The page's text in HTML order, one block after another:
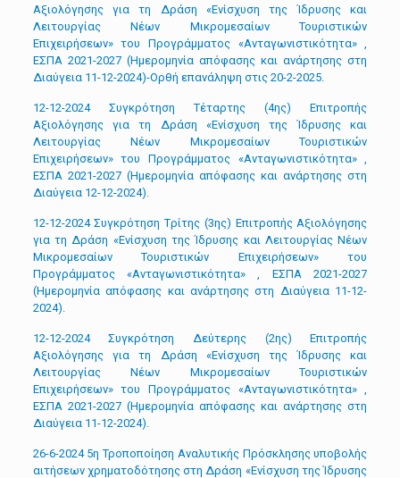
Αξιολόγησης για τη Δράση «Ενίσχυση της Ίδρυσης και
Λειτουργίας Νέων Μικρομεσαίων Τουριστικών
Επιχειρήσεων» του Προγράμματος «Ανταγωνιστικότητα» ,
ΕΣΠΑ 2021-2027 (Ημερομηνία απόφασης και ανάρτησης στη
Διαύγεια 11-12-2024)-Ορθή επανάληψη στις 20-2-2025.
12-12-2024 Συγκρότηση Tέταρτης (4ης) Επιτροπής
Αξιολόγησης για τη Δράση «Ενίσχυση της Ίδρυσης και
Λειτουργίας Νέων Μικρομεσαίων Τουριστικών
Επιχειρήσεων» του Προγράμματος «Ανταγωνιστικότητα» ,
ΕΣΠΑ 2021-2027 (Ημερομηνία απόφασης και ανάρτησης στη
Διαύγεια 12-12-2024).
12-12-2024 Συγκρότηση Tρίτης (3ης) Επιτροπής Αξιολόγησης
για τη Δράση «Ενίσχυση της Ίδρυσης και Λειτουργίας Νέων
Μικρομεσαίων Τουριστικών Επιχειρήσεων» του
Προγράμματος «Ανταγωνιστικότητα» , ΕΣΠΑ 2021-2027
(Ημερομηνία απόφασης και ανάρτησης στη Διαύγεια 11-12-
2024).
12-12-2024 Συγκρότηση Δεύτερης (2ης) Επιτροπής
Αξιολόγησης για τη Δράση «Ενίσχυση της Ίδρυσης και
Λειτουργίας Νέων Μικρομεσαίων Τουριστικών
Επιχειρήσεων» του Προγράμματος «Ανταγωνιστικότητα» ,
ΕΣΠΑ 2021-2027 (Ημερομηνία απόφασης και ανάρτησης στη
Διαύγεια 11-12-2024).
26-6-2024 5η Τροποποίηση Αναλυτικής Πρόσκλησης υποβολής
αιτήσεων χρηματοδότησης στη Δράση «Ενίσχυση της Ίδρυσης